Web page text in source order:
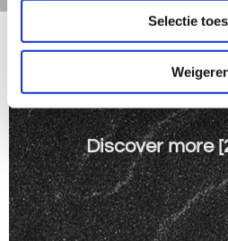
Selectie
Discover more